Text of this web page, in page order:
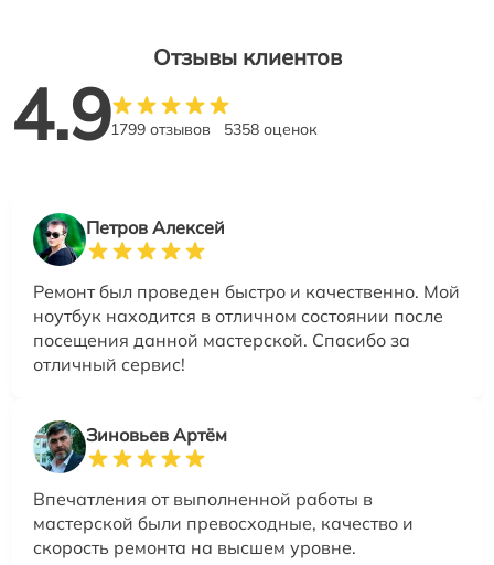
Отзывы клиентов
4.91799 отзывов 5358 оценок
Петров Алексей
Ремонт был проведен быстро и качественно. Мой
ноутбук находится в отличном состоянии после
посещения данной мастерской. Спасибо за
отличный сервис!
Зиновьев Артём
Впечатления от выполненной работы в
мастерской были превосходные, качество и
скорость ремонта на высшем уровне.